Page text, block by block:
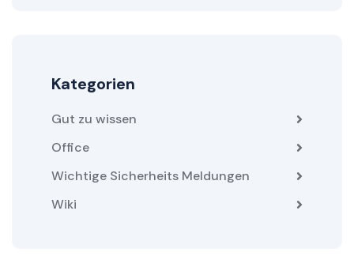
Kategorien
Gut zu wissen
Office
Wichtige Sicherheits Meldungen
Wiki